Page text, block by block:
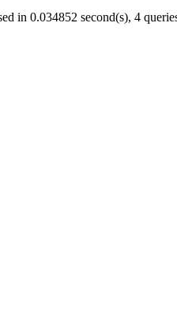
in 0.034852 second(s), 4